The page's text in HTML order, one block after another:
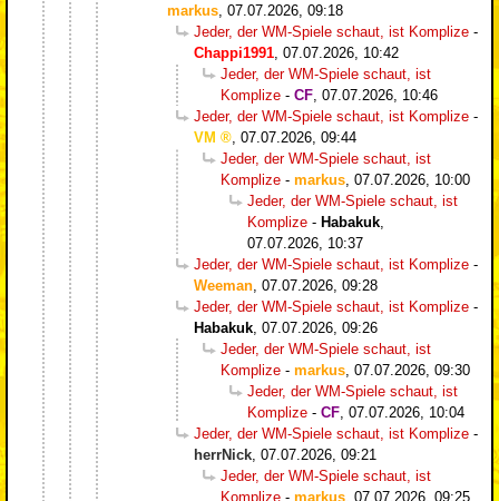
markus 07.07.2026, 09:18
Jeder, der WM-Spiele schaut, ist Komplize -
Chappi1991 07.07.2026, 10:42
Jeder, der WM-Spiele schaut, ist
Komplize - CF 07.07.2026, 10:46
Jeder, der WM-Spiele schaut, ist Komplize -
VM
07.07.2026, 09:44
Jeder, der WM-Spiele schaut, ist
Komplize - markus 07.07.2026, 10:00
Jeder, der WM-Spiele schaut, ist
Komplize - Habakuk
07.07.2026, 10:37
Jeder, der WM-Spiele schaut, ist Komplize -
Weeman 07.07.2026, 09:28
Jeder, der WM-Spiele schaut, ist Komplize -
Habakuk 07.07.2026, 09:26
Jeder, der WM-Spiele schaut, ist
Komplize - markus 07.07.2026, 09:30
Jeder, der WM-Spiele schaut, ist
Komplize - CF 07.07.2026, 10:04
Jeder, der WM-Spiele schaut, ist Komplize -
herrNick 07.07.2026, 09:21
Jeder, der WM-Spiele schaut, ist
Komplize - markus 07.07.2026, 09:25